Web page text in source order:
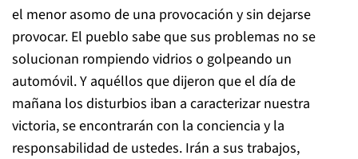
el menor asomo de una provocación y sin dejarse
provocar. El pueblo sabe que sus problemas no se
solucionan rompiendo vidrios o golpeando un
automóvil. Y aquéllos que dijeron que el día de
mañana los disturbios iban a caracterizar nuestra
victoria, se encontrarán con la conciencia y la
responsabilidad de ustedes. Irán a sus trabajos,